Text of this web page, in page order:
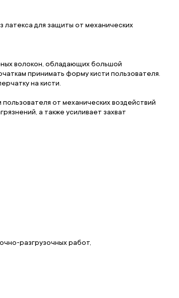
для защиты от механических
волокон, обладающих большой
принимать форму кисти пользователя.
на кисти.
от механических воздействий
а также усиливает захват
разгрузочных работ,